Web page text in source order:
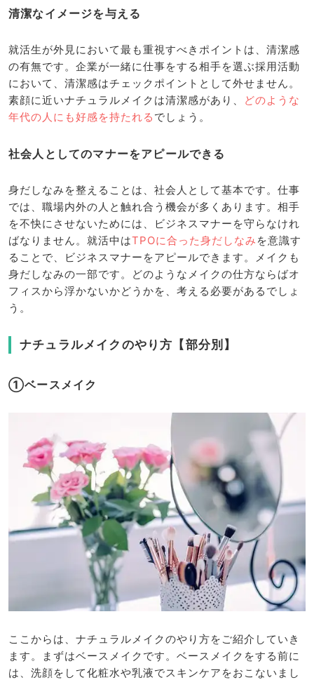
清潔なイメージを与える
就活生が外見において最も重視すべきポイントは、清潔感
の有無です。企業が一緒に仕事をする相手を選ぶ採用活動
において、清潔感はチェックポイントとして外せません。
素顔に近いナチュラルメイクは清潔感があり、
どのような
年代の人にも好感を持たれる でしょう。
社会人としてのマナーをアピールできる
身だしなみを整えることは、社会人として基本です。仕事
では、職場内外の人と触れ合う機会が多くあります。相手
を不快にさせないためには、ビジネスマナーを守らなけれ
ばなりません。就活中はTPOに合った身だしなみ を意識す
ることで、ビジネスマナーをアピールできます。メイクも
身だしなみの一部です。どのようなメイクの仕方ならばオ
フィスから浮かないかどうかを、考える必要があるでしょ
う。
ナチュラルメイクのやり方【部分別】
①ベースメイク
ここからは、ナチュラルメイクのやり方をご紹介していき
ます。まずはベースメイクです。ベースメイクをする前に
は、洗顔をして化粧水や乳液でスキンケアをおこないまし